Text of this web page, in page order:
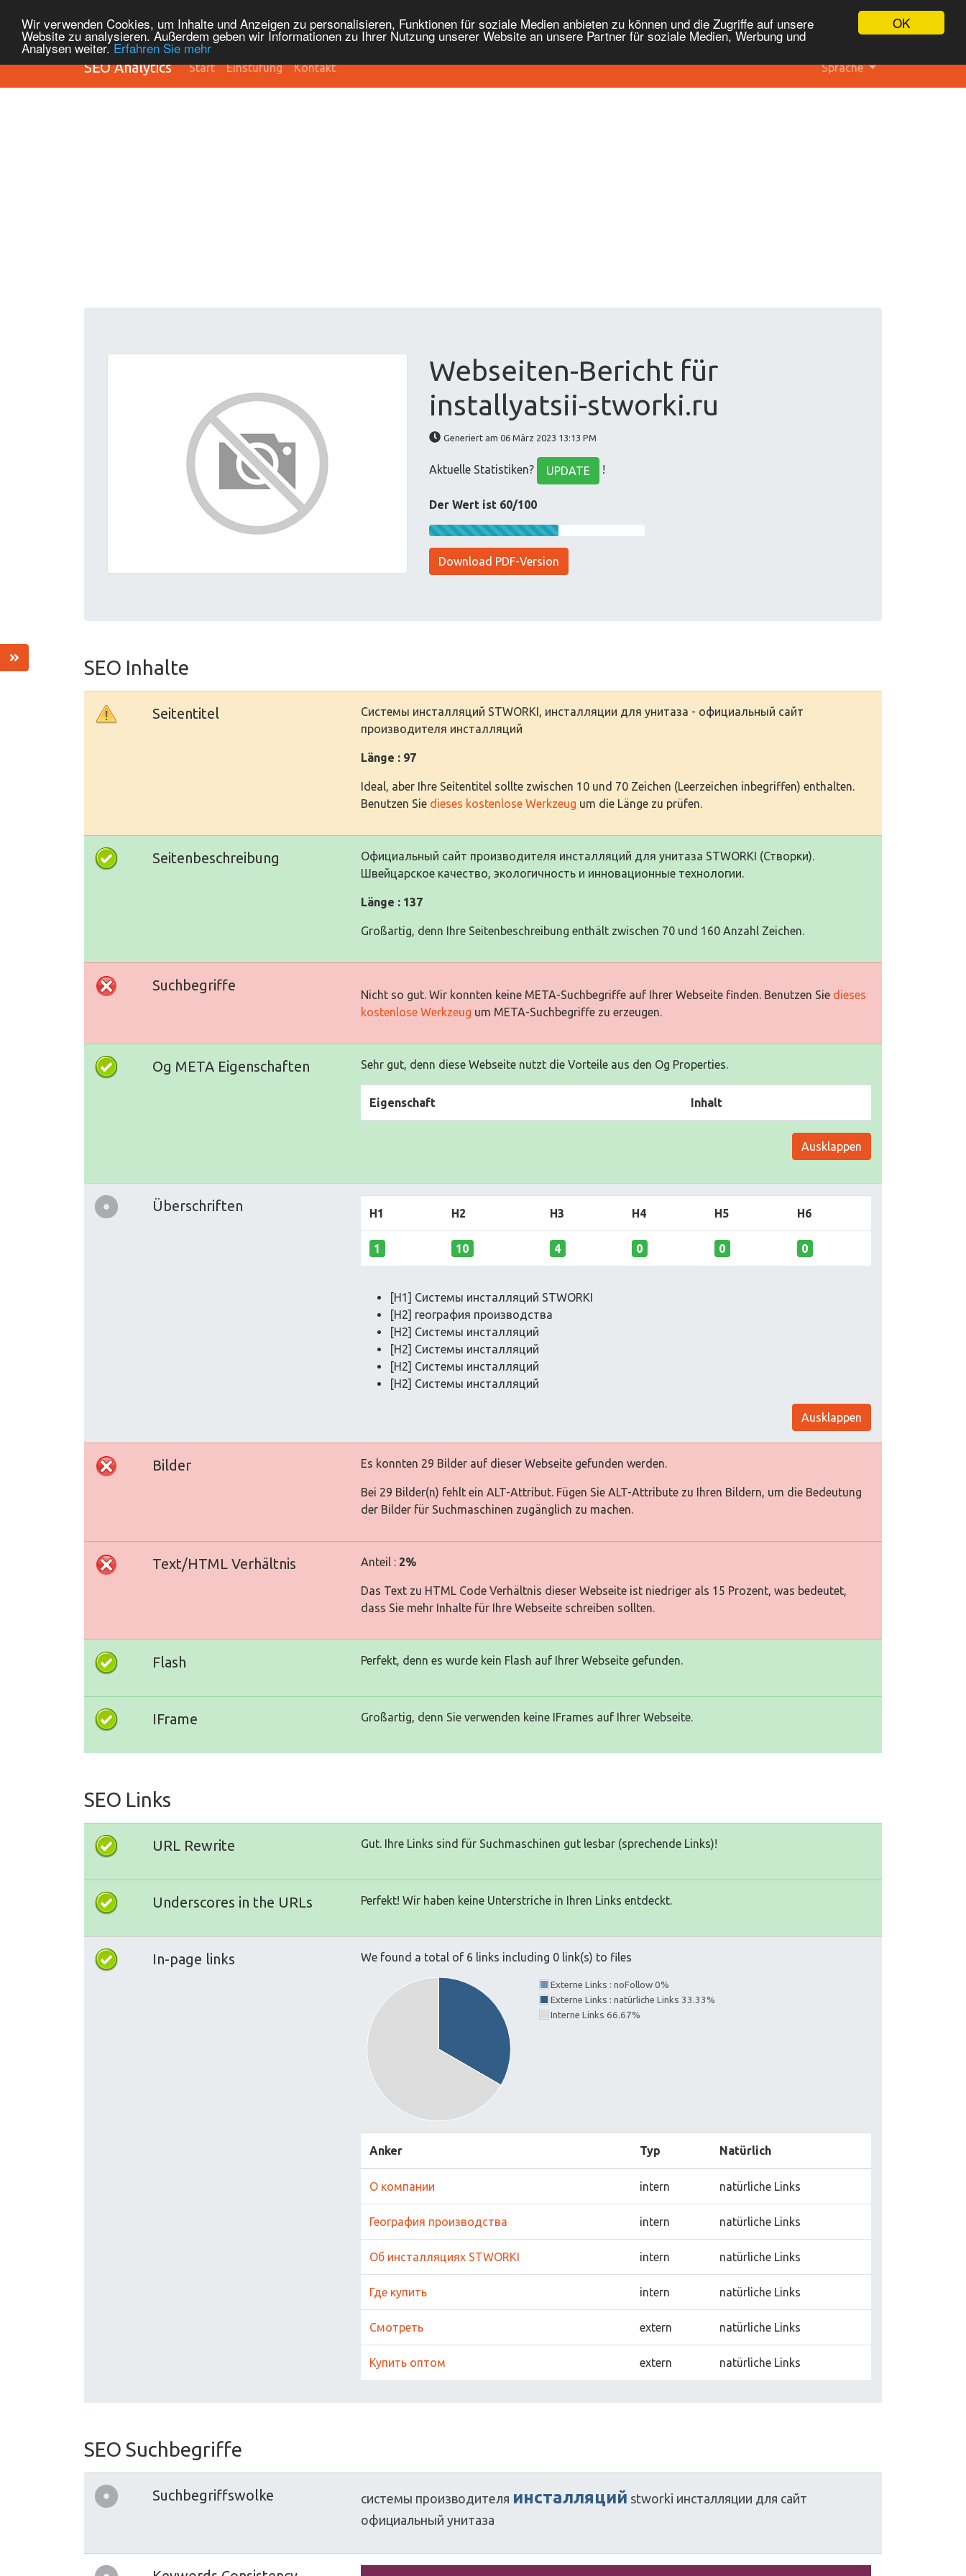
OK
Wir verwenden Cookies, um Inhalte und Anzeigen zu personalisieren, Funktionen für soziale Medien anbieten zu können und die Zugriffe auf unsere
Website zu analysieren. Außerdem geben wir Informationen zu Ihrer Nutzung unserer Website an unsere Partner für soziale Medien, Werbung und
Analysen weiter. Erfahren Sie mehr
SEO Analytics Start Einstufung Kontakt Sprache
Webseiten-Bericht für
installyatsii-stworki.ru
Generiert am 06 März 2023 13:13 PM
Aktuelle Statistiken? UPDATE !
Der Wert ist 60/100
Download PDF-Version
SEO Inhalte
Seitentitel
Системы инсталляций STWORKI, инсталляции для унитаза - официальный сайт
производителя инсталляций
Länge : 97
Ideal, aber Ihre Seitentitel sollte zwischen 10 und 70 Zeichen (Leerzeichen inbegriffen) enthalten.
Benutzen Sie dieses kostenlose Werkzeug um die Länge zu prüfen.
Seitenbeschreibung
Официальный сайт производителя инсталляций для унитаза STWORKI (Створки).
Швейцарское качество, экологичность и инновационные технологии.
Länge : 137
Großartig, denn Ihre Seitenbeschreibung enthält zwischen 70 und 160 Anzahl Zeichen.
Suchbegriffe
Nicht so gut. Wir konnten keine META-Suchbegriffe auf Ihrer Webseite finden. Benutzen Sie dieses
kostenlose Werkzeug um META-Suchbegriffe zu erzeugen.
Og META Eigenschaften Sehr gut, denn diese Webseite nutzt die Vorteile aus den Og Properties.
Eigenschaft Inhalt
Ausklappen
Überschriften H1 H2 H3 H4 H5 H6
1 10 4 0 0 0
[H1] Системы инсталляций STWORKI
[H2] география производства
[H2] Системы инсталляций
[H2] Системы инсталляций
[H2] Системы инсталляций
[H2] Системы инсталляций
Ausklappen
Bilder Es konnten 29 Bilder auf dieser Webseite gefunden werden.
Bei 29 Bilder(n) fehlt ein ALT-Attribut. Fügen Sie ALT-Attribute zu Ihren Bildern, um die Bedeutung
der Bilder für Suchmaschinen zugänglich zu machen.
Text/HTML Verhältnis Anteil : 2%
Das Text zu HTML Code Verhältnis dieser Webseite ist niedriger als 15 Prozent, was bedeutet,
dass Sie mehr Inhalte für Ihre Webseite schreiben sollten.
Flash Perfekt, denn es wurde kein Flash auf Ihrer Webseite gefunden.
IFrame Großartig, denn Sie verwenden keine IFrames auf Ihrer Webseite.
SEO Links
URL Rewrite Gut. Ihre Links sind für Suchmaschinen gut lesbar (sprechende Links)!
Underscores in the URLs Perfekt! Wir haben keine Unterstriche in Ihren Links entdeckt.
In-page links We found a total of 6 links including 0 link(s) to files
Externe Links : noFollow 0%
Externe Links : natürliche Links 33.33%
Interne Links 66.67%
Anker Typ Natürlich
О компании intern natürliche Links
География производства intern natürliche Links
Об инсталляциях STWORKI intern natürliche Links
Где купить intern natürliche Links
Смотреть extern natürliche Links
Купить оптом extern natürliche Links
SEO Suchbegriffe
Suchbegriffswolke системы производителя инсталляций stworki инсталляции для сайт
официальный унитаза